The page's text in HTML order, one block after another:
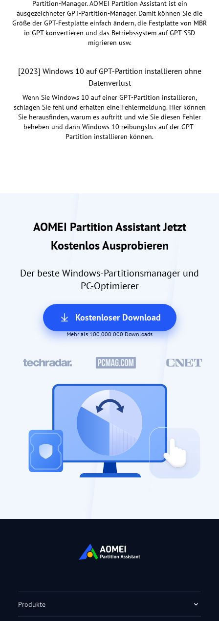
Partition-Manager. AOMEI Partition Assistant ist ein
ausgezeichneter GPT-Partition-Manager. Damit können Sie die
Größe der GPT-Festplatte einfach ändern, die Festplatte von MBR
in GPT konvertieren und das Betriebssystem auf GPT-SSD
migrieren usw.
[2023] Windows 10 auf GPT-Partition installieren ohne
Datenverlust
Wenn Sie Windows 10 auf einer GPT-Partition installieren,
schlagen Sie fehl und erhalten eine Fehlermeldung. Hier können
Sie herausfinden, warum es auftritt und wie Sie diesen Fehler
beheben und dann Windows 10 reibungslos auf der GPT-
Partition installieren können.
AOMEI Partition Assistant Jetzt
Kostenlos Ausprobieren
Der beste Windows-Partitionsmanager und
PC-Optimierer
Kostenloser Download
Mehr als 100.000.000 Downloads
Produkte